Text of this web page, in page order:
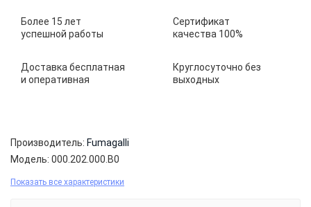
Более 15 лет
успешной работы
Сертификат
качества 100%
Доставка бесплатная
и оперативная
Круглосуточно без
выходных
Производитель: Fumagalli
Модель: 000.202.000.B0
Показать все характеристики